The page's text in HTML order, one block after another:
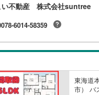
設が徒歩10分圏内に揃い、ご
スは3台分確保しており、
です。・ご家族が集うLDKは
放すればお子様がのびのび
ットやシューズクロークを
きりと保てる5LDKの間取り
す。・食器洗乾燥機付きの対
ど、日々の家事負担を軽減
い不動産 株式会社suntree
6014-58359
東海道
市） バ